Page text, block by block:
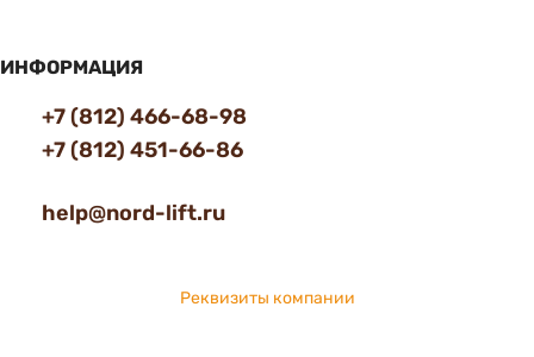
ИНФОРМАЦИЯ
+7 (812) 466-68-98
+7 (812) 451-66-86
help@nord-lift.ru
Реквизиты компании